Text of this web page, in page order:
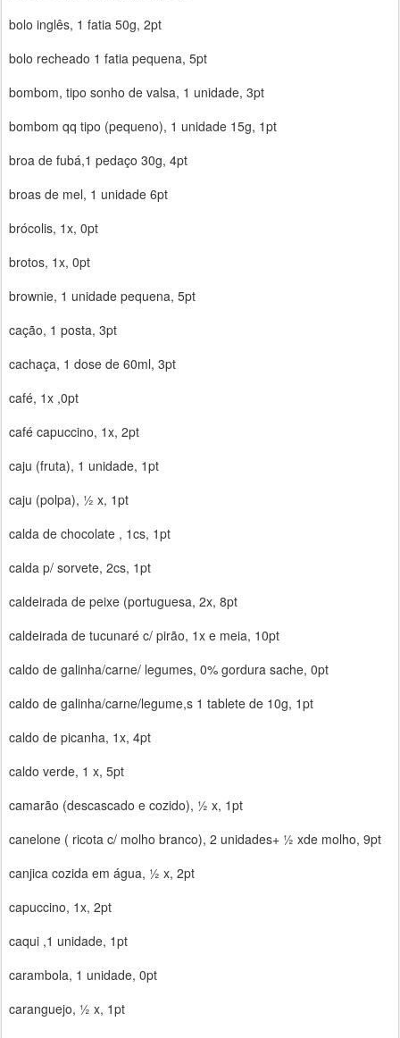
bolo inglês, 1 fatia 50g, 2pt
bolo recheado 1 fatia pequena, 5pt
bombom, tipo sonho de valsa, 1 unidade, 3pt
bombom qq tipo (pequeno), 1 unidade 15g, 1pt
broa de fubá,1 pedaço 30g, 4pt
broas de mel, 1 unidade 6pt
brócolis, 1x, 0pt
brotos, 1x, 0pt
brownie, 1 unidade pequena, 5pt
cação, 1 posta, 3pt
cachaça, 1 dose de 60ml, 3pt
café, 1x ,0pt
café capuccino, 1x, 2pt
caju (fruta), 1 unidade, 1pt
caju (polpa), ½ x, 1pt
calda de chocolate , 1cs, 1pt
calda p/ sorvete, 2cs, 1pt
caldeirada de peixe (portuguesa, 2x, 8pt
caldeirada de tucunaré c/ pirão, 1x e meia, 10pt
caldo de galinha/carne/ legumes, 0% gordura sache, 0pt
caldo de galinha/carne/legume,s 1 tablete de 10g, 1pt
caldo de picanha, 1x, 4pt
caldo verde, 1 x, 5pt
camarão (descascado e cozido), ½ x, 1pt
canelone ( ricota c/ molho branco), 2 unidades+ ½ xde molho, 9pt
canjica cozida em água, ½ x, 2pt
capuccino, 1x, 2pt
caqui ,1 unidade, 1pt
carambola, 1 unidade, 0pt
caranguejo, ½ x, 1pt